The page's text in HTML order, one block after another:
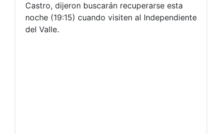
Castro, dijeron buscarán recuperarse esta
noche (19:15) cuando visiten al Independiente
del Valle.